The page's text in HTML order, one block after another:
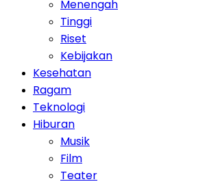
Menengah
Tinggi
Riset
Kebijakan
Kesehatan
Ragam
Teknologi
Hiburan
Musik
Film
Teater